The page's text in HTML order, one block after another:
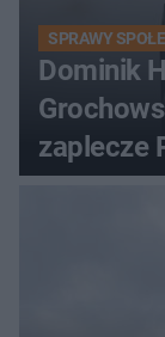
SPRAWY
Dominik
zaplecze